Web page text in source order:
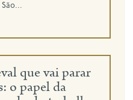
que vai parar
o papel da